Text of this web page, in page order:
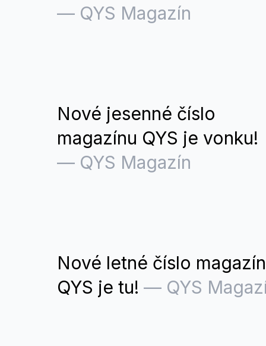
— QYS Magazín
Nové jesenné číslo
magazínu QYS je vonku!
— QYS Magazín
Nové letné číslo
QYS je tu! — QYS